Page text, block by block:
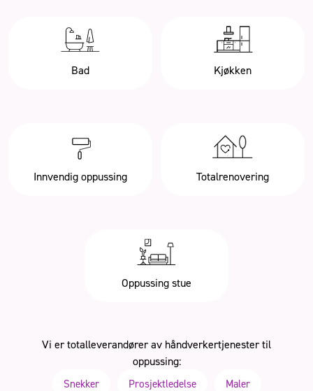
Bad Kjøkken
Innvendig oppussing Totalrenovering
Oppussing stue
Vi er totalleverandører av håndverkertjenester til
oppussing:
Snekker Prosjektledelse Maler